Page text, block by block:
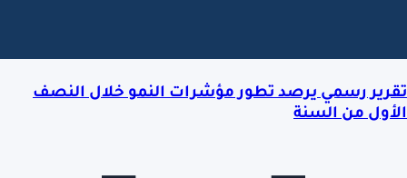
تقرير رسمي يرصد تطور مؤشرات النمو خلال النصف
الأول من السنة